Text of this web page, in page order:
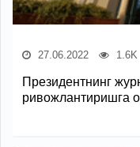
27.06.2022 1.6K
Президентнинг
ривожлантиришга